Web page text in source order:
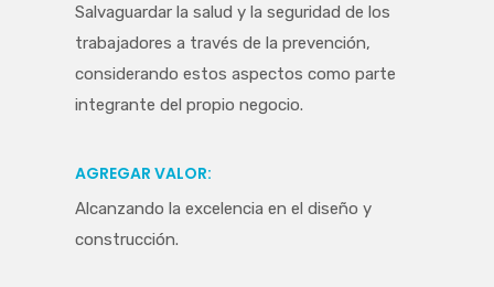
Salvaguardar la salud y la seguridad de los
trabajadores a través de la prevención,
considerando estos aspectos como parte
integrante del propio negocio.
AGREGAR VALOR:
Alcanzando la excelencia en el diseño y
construcción.